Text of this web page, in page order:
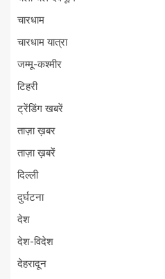
चारधाम
चारधाम यात्रा
जम्मू-कश्मीर
टिहरी
ट्रेंडिंग खबरें
ताज़ा ख़बर
ताज़ा ख़बरें
दिल्ली
दुर्घटना
देश
देश-विदेश
देहरादून